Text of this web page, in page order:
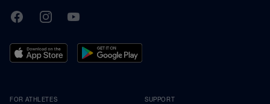
TrainingPeaks
FacebookInstagramYoutube
FOR ATHLETES SUPPORT